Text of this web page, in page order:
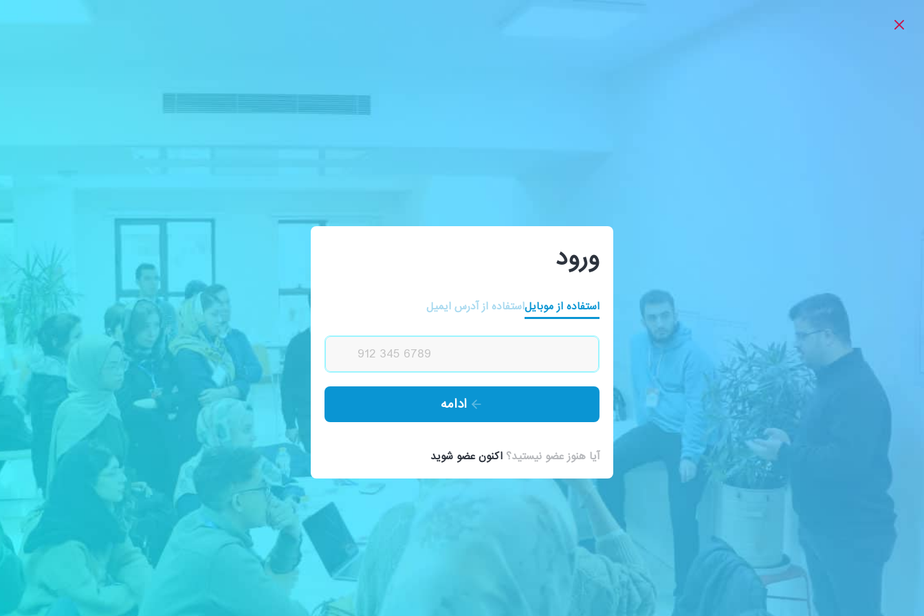
ورود
استفاده از موبایلاستفاده از آدرس ایمیل
ادامه
آیا هنوز عضو نیستید؟ اکنون عضو شوید